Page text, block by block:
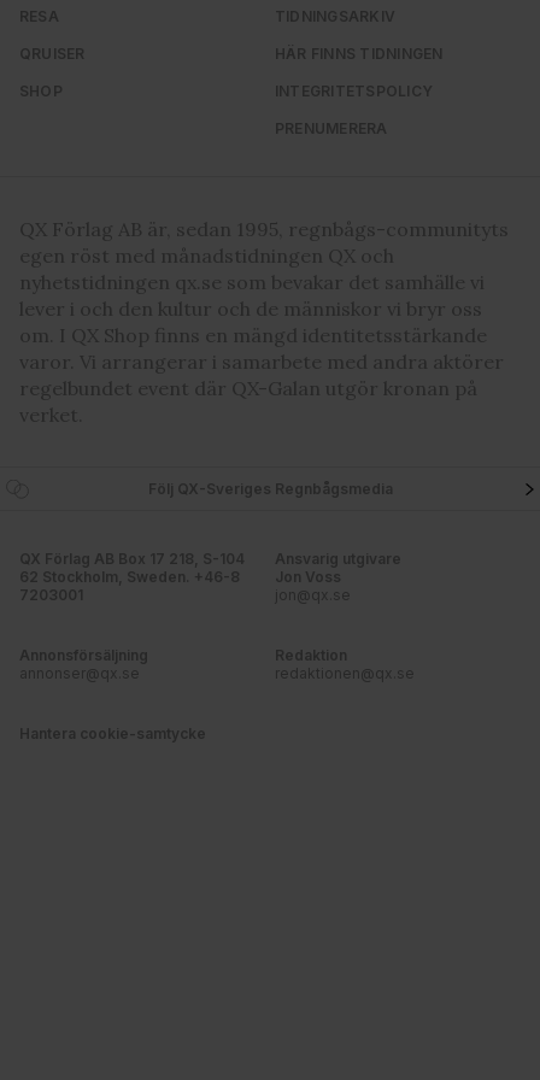
RESA
QRUISER
SHOP
TIDNINGSARKIV
HÄR FINNS TIDNINGEN
INTEGRITETSPOLICY
PRENUMERERA
QX Förlag AB är, sedan 1995, regnbågs-communityts
egen röst med månadstidningen QX och
nyhetstidningen qx.se som bevakar det samhälle vi
lever i och den kultur och de människor vi bryr oss
om. I QX Shop finns en mängd identitetsstärkande
varor. Vi arrangerar i samarbete med andra aktörer
regelbundet event där QX-Galan utgör kronan på
verket.
Följ QX-Sveriges Regnbågsmedia
QX Förlag AB Box 17 218, S-104
62 Stockholm, Sweden. +46-8
7203001
Ansvarig utgivare
Jon Voss
jon@qx.se
Annonsförsäljning
annonser@qx.se
Redaktion
redaktionen@qx.se
Hantera cookie-samtycke